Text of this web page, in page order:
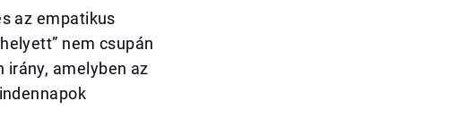
az empatikus
nem csupán
irány, amelyben az